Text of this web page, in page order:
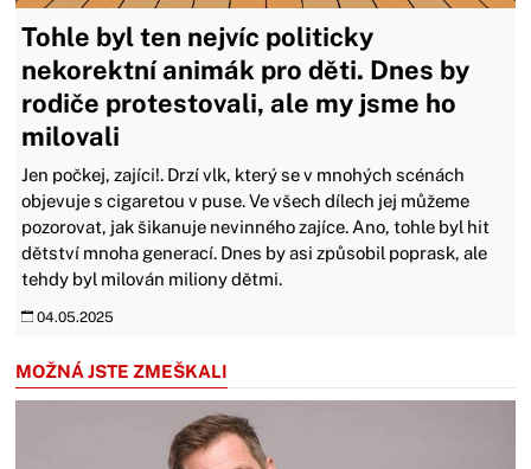
Tohle byl ten nejvíc politicky
nekorektní animák pro děti. Dnes by
rodiče protestovali, ale my jsme ho
milovali
Jen počkej, zajíci!. Drzí vlk, který se v mnohých scénách
objevuje s cigaretou v puse. Ve všech dílech jej můžeme
pozorovat, jak šikanuje nevinného zajíce. Ano, tohle byl hit
dětství mnoha generací. Dnes by asi způsobil poprask, ale
tehdy byl milován miliony dětmi.
04.05.2025
MOŽNÁ JSTE ZMEŠKALI